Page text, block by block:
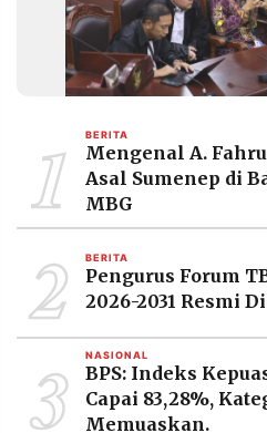
1 BERITA
Mengenal A.
Asal Sumenep di
MBG
2 BERITA
Pengurus Forum
2026-2031 Resmi
3 NASIONAL
BPS: Indeks
Capai 83,28%,
Memuaskan.